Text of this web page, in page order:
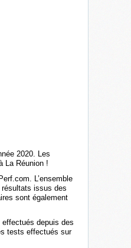
2020. Les
La Réunion !
L’ensemble
issus des
sont également
depuis des
tests effectués sur